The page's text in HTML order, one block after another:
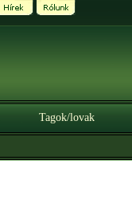
Tagok/lovak